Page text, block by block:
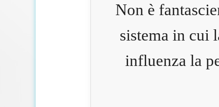
Non è
sistema in cui
influenza la